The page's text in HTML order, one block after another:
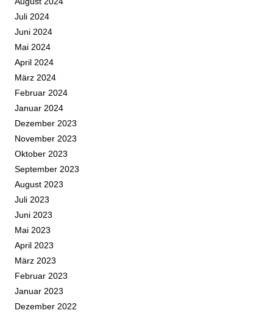
Juli 2024
Juni 2024
Mai 2024
April 2024
März 2024
Februar 2024
Januar 2024
Dezember 2023
November 2023
Oktober 2023
September 2023
August 2023
Juli 2023
Juni 2023
Mai 2023
April 2023
März 2023
Februar 2023
Januar 2023
Dezember 2022